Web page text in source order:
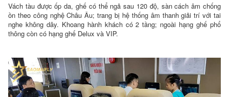
Vách tàu được ốp da, ghế có thể ngả sau 120 độ, sàn cách âm chống
ồn theo công nghệ Châu Âu; trang bị hệ thống âm thanh giải trí với tai
nghe không dây. Khoang hành khách có 2 tầng; ngoài hạng ghế phổ
thông còn có hạng ghế Delux và VIP.